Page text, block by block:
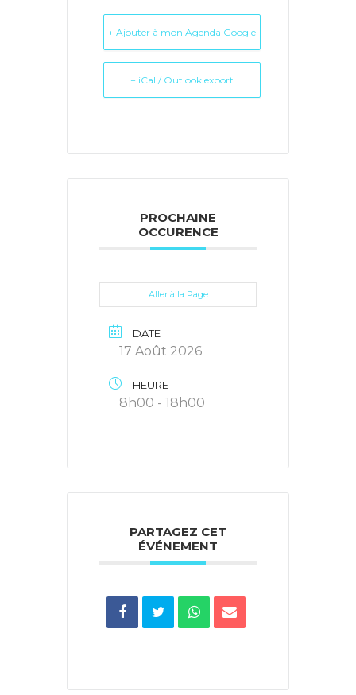
+ Ajouter à mon Agenda Google
+ iCal / Outlook export
PROCHAINE
OCCURENCE
Aller à la Page
DATE
17 Août 2026
HEURE
8h00 - 18h00
PARTAGEZ CET
ÉVÉNEMENT